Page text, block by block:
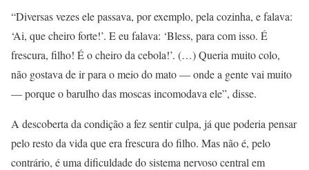
“Diversas vezes ele passava, por exemplo, pela cozinha, e falava:
‘Ai, que cheiro forte!’. E eu falava: ‘Bless, para com isso. É
frescura, filho! É o cheiro da cebola!’. (…) Queria muito colo,
não gostava de ir para o meio do mato — onde a gente vai muito
— porque o barulho das moscas incomodava ele”, disse.
A descoberta da condição a fez sentir culpa, já que poderia pensar
pelo resto da vida que era frescura do filho. Mas não é, pelo
contrário, é uma dificuldade do sistema nervoso central em